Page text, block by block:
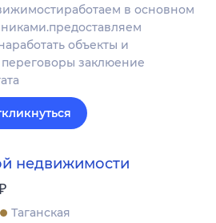
в основном
объекты и
заклюение
недвижимости
Таганская